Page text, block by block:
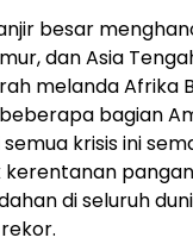
besar
dan Asia
melanda Afrika
bagian
krisis ini
di seluruh